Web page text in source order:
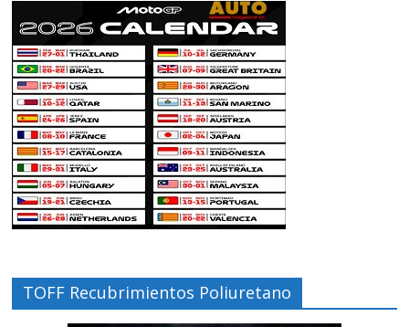
TOFF Recubrimientos Poliuretano